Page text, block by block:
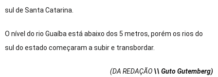
sul de Santa Catarina.
O nível do rio Guaíba está abaixo dos 5 metros, porém os rios do
sul do estado começaram a subir e transbordar.
(DA REDAÇÃO \\ Guto Gutemberg)